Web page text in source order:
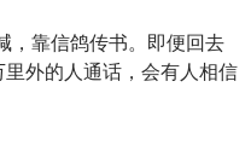
，靠信鸽传书。即便回去
外的人通话，会有人相信